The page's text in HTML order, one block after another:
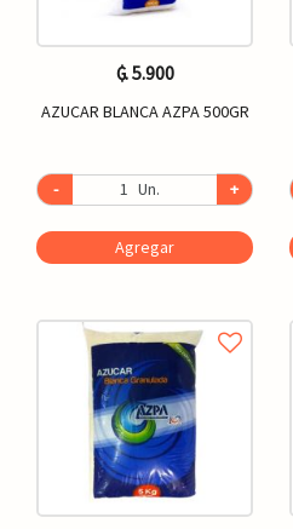
₲. 5.900
AZUCAR BLANCA AZPA 500GR
- Un. +
Agregar